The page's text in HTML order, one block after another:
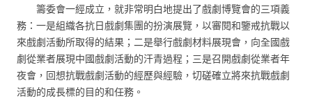
籌委會一經成立，就非常明白地提出了戲劇博覽會的三項義
務：一是組織各抗日戲劇集團的扮演展覽，以審閱和鑒戒抗戰以
來戲劇活動所取得的結果；二是舉行戲劇材料展現會，向全國戲
劇從業者展現中國戲劇活動的汗青過程；三是召開戲劇從業者年
夜會，回想抗戰戲劇活動的經歷與經驗，切磋確立將來抗戰戲劇
活動的成長標的目的和任務。